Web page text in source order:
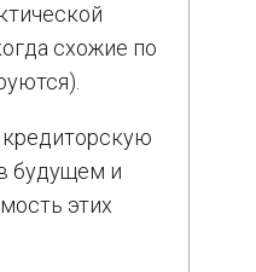
схожие по
кредиторскую
будущем и
этих